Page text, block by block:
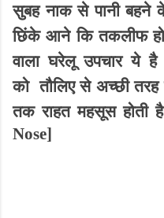
सुबह नाक से पानी बहने
छिंके आने कि तकलीफ
वाला घरेलू उपचार ये
को तौलिए से अच्छी
तक राहत महसूस होती
Nose]